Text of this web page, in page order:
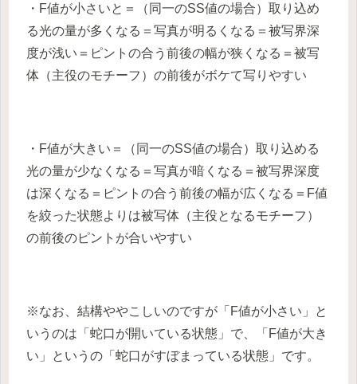
・F値が小さいと＝（同一のSS値の場合）取り込め
る光の量が多くなる＝写真が明るくなる＝被写界深
度が浅い＝ピントの合う前後の幅が狭くなる＝被写
体（主役のモチーフ）の前後がボケて写りやすい
・F値が大きい＝（同一のSS値の場合）取り込める
光の量が少なくなる＝写真が暗くなる＝被写界深度
は深くなる＝ピントの合う前後の幅が広くなる＝F値
を絞った状態よりは被写体（主役となるモチーフ）
の前後のピントが合いやすい
※なお、結構ややこしいのですが「F値が小さい」と
いうのは「蛇口が開いている状態」で、「F値が大き
い」というの「蛇口がすぼまっている状態」です。